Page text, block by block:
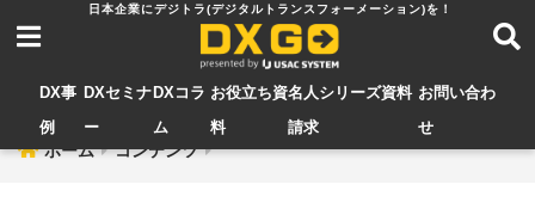
DX事
例
DXセミナ
ー
DXコラ
ム
お役立ち資
料
名人シリーズ資料
請求
お問い合わ
せ
ホーム コンテンツ